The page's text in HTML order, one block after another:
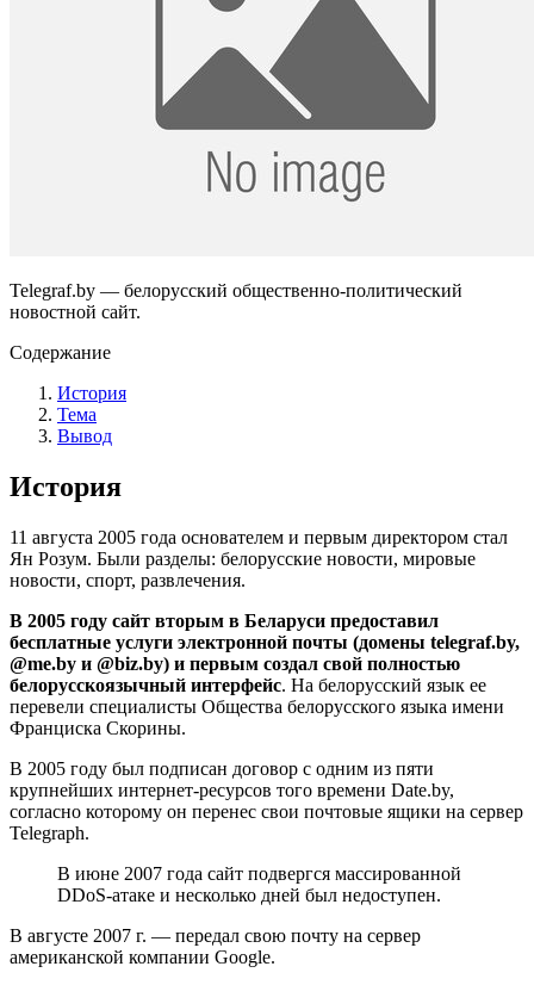
Telegraf.by — белорусский общественно-политический
новостной сайт.
Содержание
История
Тема
Вывод
История
11 августа 2005 года основателем и первым директором стал
Ян Розум. Были разделы: белорусские новости, мировые
новости, спорт, развлечения.
В 2005 году сайт вторым в Беларуси предоставил
бесплатные услуги электронной почты (домены telegraf.by,
@me.by и @biz.by) и первым создал свой полностью
белорусскоязычный интерфейс. На белорусский язык ее
перевели специалисты Общества белорусского языка имени
Франциска Скорины.
В 2005 году был подписан договор с одним из пяти
крупнейших интернет-ресурсов того времени Date.by,
согласно которому он перенес свои почтовые ящики на сервер
Telegraph.
В июне 2007 года сайт подвергся массированной
DDoS-атаке и несколько дней был недоступен.
В августе 2007 г. — передал свою почту на сервер
американской компании Google.